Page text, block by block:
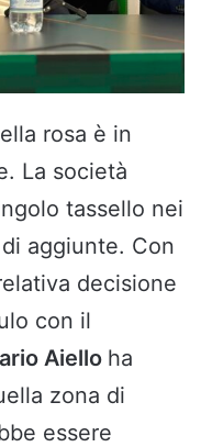
rosa è in
La società
tassello nei
aggiunte. Con
decisione
con il
Aiello ha
zona di
essere